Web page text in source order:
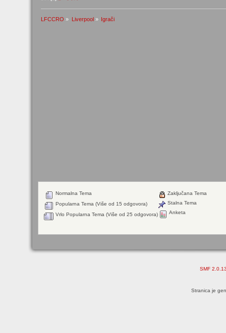
LFCCRO » Liverpool» Igrači
Normalna Tema
Popularna Tema (Više od 15 odgovora)
Vrlo Popularna Tema (Više od 25 odgovora)
Zaključana Tema
Stalna Tema
Anketa
SMF
Stranica je